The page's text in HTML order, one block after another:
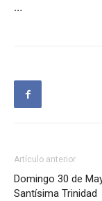
…
Artículo anterior
Domingo 30 de
Santísima Trinidad